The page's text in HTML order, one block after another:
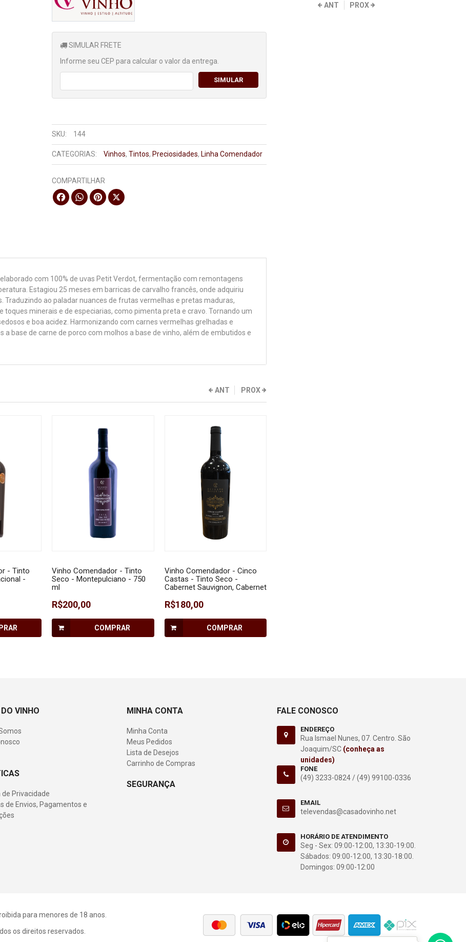
SIMULAR FRETE
Informe seu CEP para calcular o valor da entrega.
SIMULAR
SKU: 144
CATEGORIAS: Vinhos, Tintos, Preciosidades, Linha Comendador
COMPARTILHAR
FacebookWhatsApp
Pinterest
X
com 100% de uvas Petit Verdot, fermentação com remontagens
Estagiou 25 meses em barricas de carvalho francês, onde adquiriu
Traduzindo ao paladar nuances de frutas vermelhas e pretas maduras,
toques minerais e de especiarias, como pimenta preta e cravo. Tornando um
e boa acidez. Harmonizando com carnes vermelhas grelhadas e
a base de carne de porco com molhos a base de vinho, além de embutidos e
- Tinto
-
Vinho Comendador - Tinto
Seco - Montepulciano - 750
ml
R$200,00
COMPRAR
Vinho Comendador - Cinco
Castas - Tinto Seco -
Cabernet Sauvignon, Cabernet
Tannat 750 ml
R$180,00
COMPRAR
ANT PROX
ANT PROX
VINHO
de Privacidade
de Envios, Pagamentos e
MINHA CONTA
Minha Conta
Meus Pedidos
Lista de Desejos
Carrinho de Compras
SEGURANÇA
FALE CONOSCO
ENDEREÇO
Rua Ismael Nunes, 07. Centro. São
Joaquim/SC (conheça as
unidades)
FONE
(49) 3233-0824 / (49) 99100-0336
EMAIL
televendas@casadovinho.net
HORÁRIO DE ATENDIMENTO
Seg - Sex: 09:00-12:00, 13:30-19:00.
Sábados: 09:00-12:00, 13:30-18:00.
Domingos: 09:00-12:00
para menores de 18 anos.
os direitos reservados.